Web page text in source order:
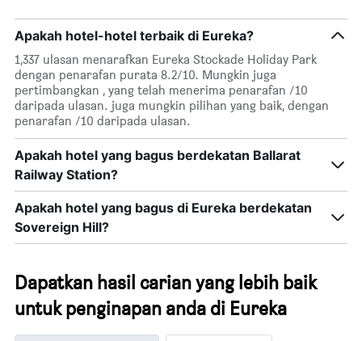
memaparkan
hari
dalam
seminggu.
Carta
mempunyai
1
paksi
yang
memaparkan
purata
harga
bilik
Apakah hotel-hotel terbaik di Eureka?
1,337 ulasan menarafkan Eureka Stockade Holiday Park
dengan penarafan purata 8.2/10. Mungkin juga
pertimbangkan , yang telah menerima penarafan /10
daripada ulasan. juga mungkin pilihan yang baik, dengan
penarafan /10 daripada ulasan.
Apakah hotel yang bagus berdekatan Ballarat
Railway Station?
Apakah hotel yang bagus di Eureka berdekatan
Sovereign Hill?
Dapatkan hasil carian yang lebih baik
untuk penginapan anda di Eureka